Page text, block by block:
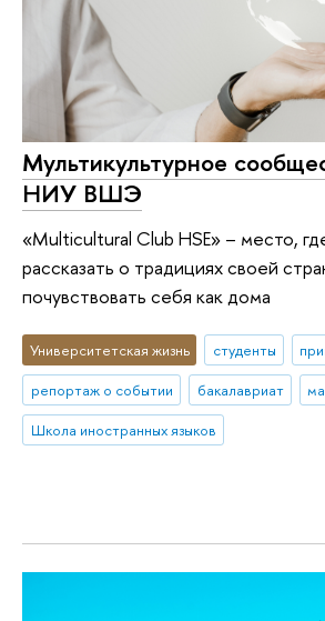
Мультикультурное
НИУ ВШЭ
«Multicultural Club HSE» – место,
рассказать о традициях своей
почувствовать себя как дома
Университетская жизнь студенты
репортаж о событии
бакалавриат
Школа иностранных языков